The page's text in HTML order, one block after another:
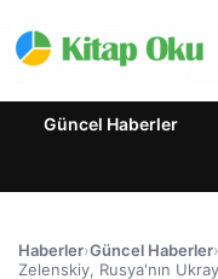
Güncel Haberler
Haberler›Güncel Haberler›
Zelenskiy, Rusya'nın